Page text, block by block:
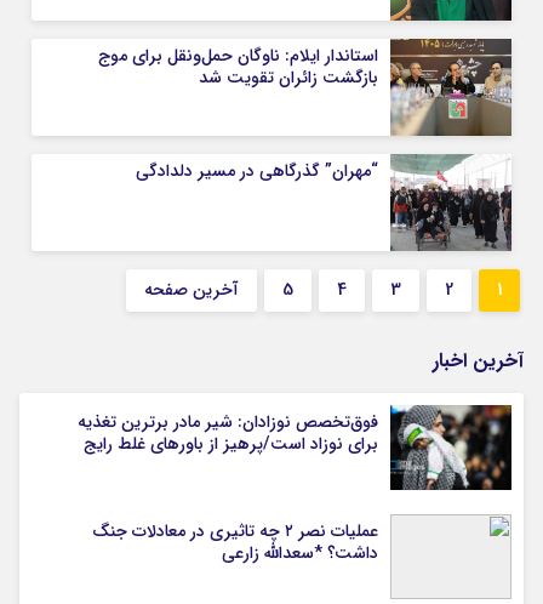
استاندار ایلام: ناوگان حمل‌ونقل برای موج
بازگشت زائران تقویت شد
“مهران” گذرگاهی در مسیر دلدادگی
1
2
3
4
5 آخرین صفحه
آخرین اخبار
فوق‌تخصص نوزادان: شیر مادر برترین تغذیه
برای نوزاد است/پرهیز از باورهای غلط رایج
عملیات نصر ۲ چه تاثیری در معادلات جنگ
داشت؟ *سعدالله زارعی